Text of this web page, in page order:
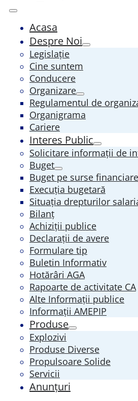
Acasa
Despre Noi
Legislație
Cine suntem
Conducere
Organizare
Regulamentul de
Organigrama
Cariere
Interes Public
Solicitare informații de
Buget
Buget pe surse financiare
Execuția bugetară
Situația drepturilor
Bilanț
Achiziții publice
Declarații de avere
Formulare tip
Buletin Informativ
Hotărâri AGA
Rapoarte de activitate CA
Alte Informații publice
Informații AMEPIP
Produse
Explozivi
Produse Diverse
Propulsoare Solide
Servicii
Anunțuri